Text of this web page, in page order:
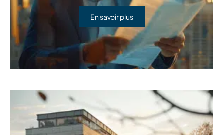
En savoir plus